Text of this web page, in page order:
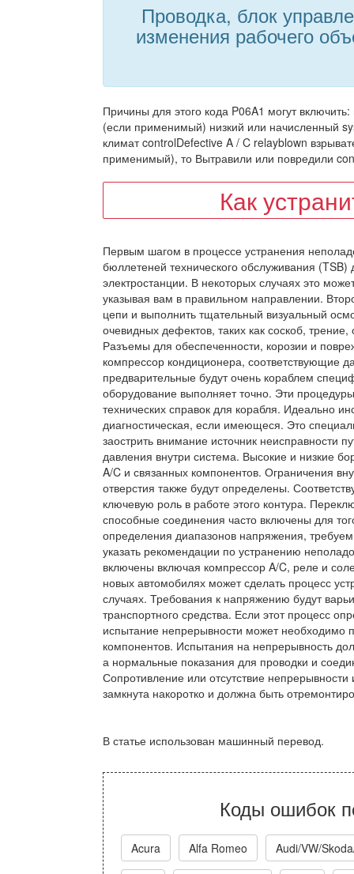
Проводка, блок
изменения рабочего
Причины для этого кода P06A1 могут
(если применимый) низкий или начисленный
климат controlDefective A / C relayblown
применимый), то Вытравили или повредили
Как
Первым шагом в процессе устранения
бюллетеней технического обслуживания (TSB)
электростанции. В некоторых случаях это
указывая вам в правильном направлении.
цепи и выполнить тщательный визуальный
очевидных дефектов, таких как соскоб,
Разъемы для обеспеченности, корозии и
компрессор кондиционера, соответствующие
предварительные будут очень кораблем
оборудование выполняет точно. Эти
технических справок для корабля. Идеально
диагностическая, если имеющеся. Это
заострить внимание источник неисправности
давления внутри система. Высокие и низкие
A/C и связанных компонентов. Ограничения
отверстия также будут определены.
ключевую роль в работе этого контура.
способные соединения часто включены для
определения диапазонов напряжения,
указать рекомендации по устранению
включены включая компрессор A/C, реле и
новых автомобилях может сделать процесс
случаях. Требования к напряжению будут
транспортного средства. Если этот процесс
испытание непрерывности может необходимо
компонентов. Испытания на непрерывность
а нормальные показания для проводки и
Сопротивление или отсутствие
замкнута накоротко и должна быть
В статье использован машинный перевод.
Коды ошибок
Acura Alfa Romeo Audi/VW/